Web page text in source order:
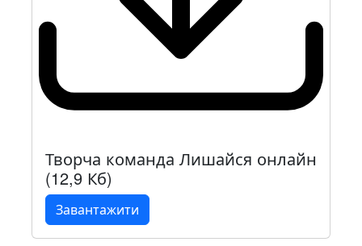
Творча команда Лишайся онлайн
(12,9 Кб)
Завантажити